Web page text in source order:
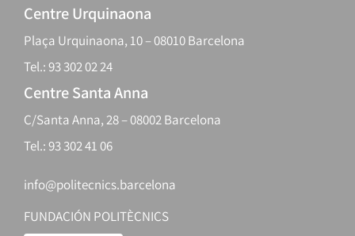
Centre Urquinaona
Plaça Urquinaona, 10 – 08010 Barcelona
Tel.: 93 302 02 24
Centre Santa Anna
C/Santa Anna, 28 – 08002 Barcelona
Tel.: 93 302 41 06
info@politecnics.barcelona
FUNDACIÓN POLITÈCNICS